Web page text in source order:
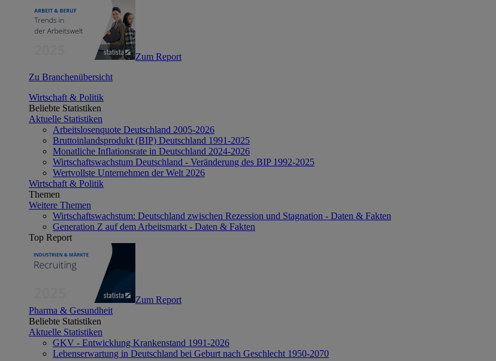
Zum Report
Zu Branchenübersicht
Wirtschaft & Politik
Beliebte Statistiken
Aktuelle Statistiken
Arbeitslosenquote Deutschland 2005-2026
Bruttoinlandsprodukt (BIP) Deutschland 1991-2025
Monatliche Inflationsrate in Deutschland 2024-2026
Wirtschaftswachstum Deutschland - Veränderung des BIP 1992-2025
Wertvollste Unternehmen der Welt 2026
Wirtschaft & Politik
Themen
Weitere Themen
Wirtschaftswachstum: Deutschland zwischen Rezession und Stagnation - Daten & Fakten
Generation Z auf dem Arbeitsmarkt - Daten & Fakten
Top Report
Zum Report
Pharma & Gesundheit
Beliebte Statistiken
Aktuelle Statistiken
GKV - Entwicklung Krankenstand 1991-2026
Lebenserwartung in Deutschland bei Geburt nach Geschlecht 1950-2070